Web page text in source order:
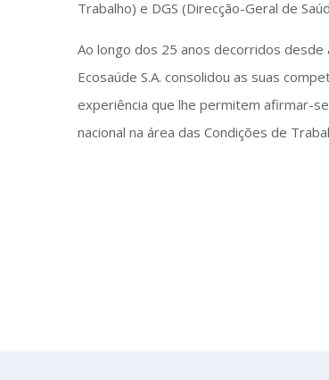
Trabalho) e DGS (Direcção-Geral de
Ao longo dos 25 anos decorridos desde
Ecosaúde S.A. consolidou as suas
experiência que lhe permitem afirmar-
nacional na área das Condições de